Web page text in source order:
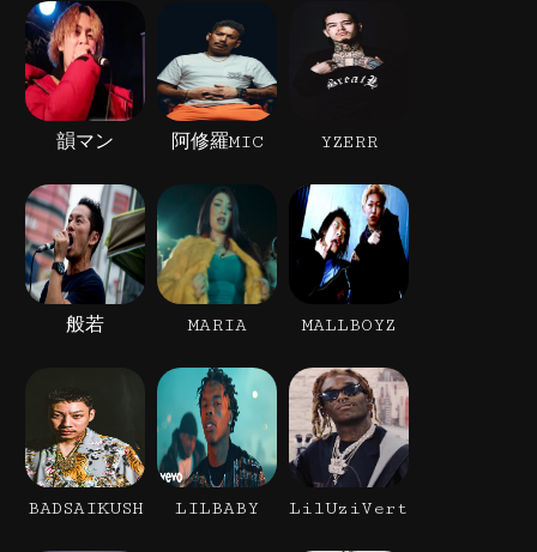
韻マン 阿修羅MIC YZERR
般若 MARIA MALLBOYZ
BADSAIKUSH LILBABY LilUziVert